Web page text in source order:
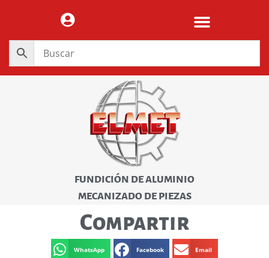
FUNDICIÓN DE ALUMINIO
MECANIZADO DE PIEZAS
Compartir
WhatsApp Facebook Email